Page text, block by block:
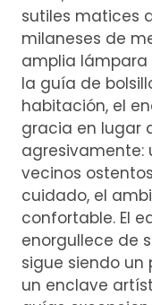
sutiles matices
milaneses de
amplia
la guía de
habitación, el
gracia en lugar
agresivamente:
vecinos
cuidado, el
confortable. El
enorgullece de
sigue siendo un
un enclave